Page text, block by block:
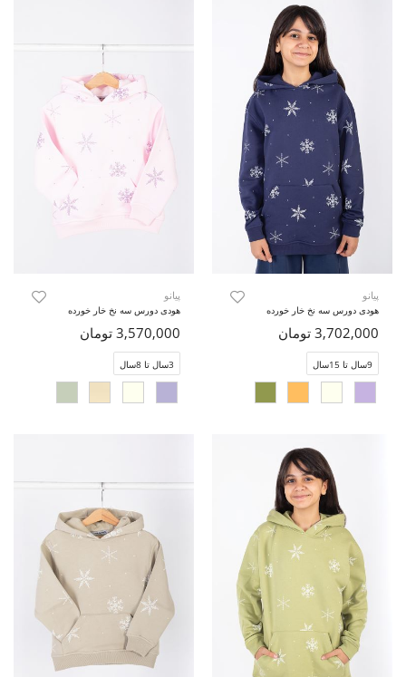
پیانو
هودی دورس سه نخ خار خورده
3,702,000 تومان
9سال تا 15سال
پیانو
هودی دورس سه نخ خار خورده
3,570,000 تومان
3سال تا 8سال